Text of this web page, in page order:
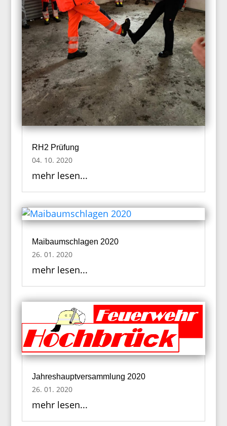
RH2 Prüfung
04. 10. 2020
mehr lesen...
Maibaumschlagen 2020
26. 01. 2020
mehr lesen...
Jahreshauptversammlung 2020
26. 01. 2020
mehr lesen...